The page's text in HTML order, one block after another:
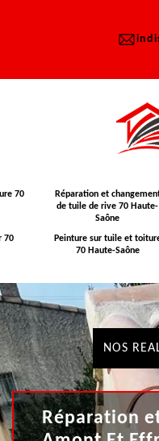
70
Réparation et
de tuile de rive 70 Haute-
Saône
70
Peinture sur tuile et
70 Haute-Saône
NOS
Réparation